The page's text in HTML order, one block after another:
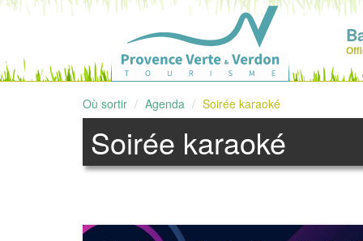
Où sortir Agenda Soirée karaoké
Soirée karaoké